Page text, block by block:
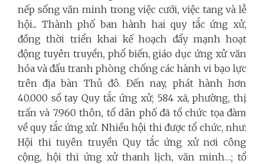
nếp sống văn minh trong việc cưới, việc tang và lễ
hội... Thành phố ban hành hai quy tắc ứng xử,
đồng thời triển khai kế hoạch đẩy mạnh hoạt
động tuyên truyền, phổ biến, giáo dục ứng xử văn
hóa và đấu tranh phòng chống các hành vi bạo lực
trên địa bàn Thủ đô. Đến nay, phát hành hơn
40.000 sổ tay Quy tắc ứng xử; 584 xã, phường, thị
trấn và 7.960 thôn, tổ dân phố đã tổ chức tọa đàm
về quy tắc ứng xử. Nhiều hội thi được tổ chức, như:
Hội thi tuyên truyền Quy tắc ứng xử nơi công
cộng, hội thi ứng xử thanh lịch, văn minh…; tổ